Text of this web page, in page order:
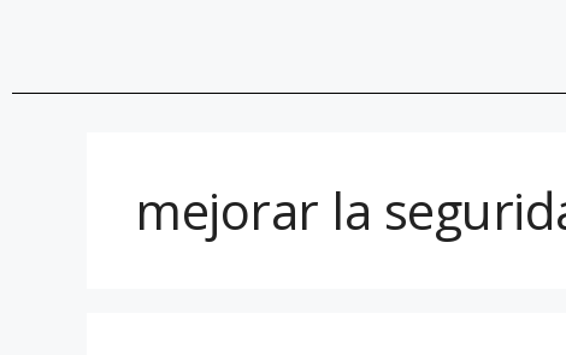
mejorar la